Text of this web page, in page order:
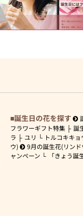
誕生日の花を探す
フラワーギフト特集
誕
ラ
ユリ トルコキキョ
ウ)
9月の誕生花(リンド
ャンペーン
「きょう